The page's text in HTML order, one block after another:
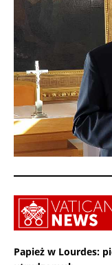
Papież w Lourdes: